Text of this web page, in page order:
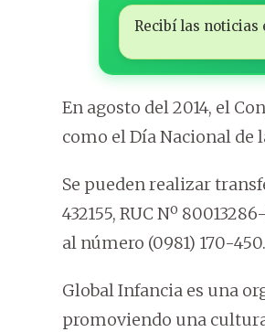
Recibí las noticias
En agosto del 2014, el
como el Día Nacional de
Se pueden realizar
432155, RUC Nº
al número (0981) 170-450.
Global Infancia es una
promoviendo una